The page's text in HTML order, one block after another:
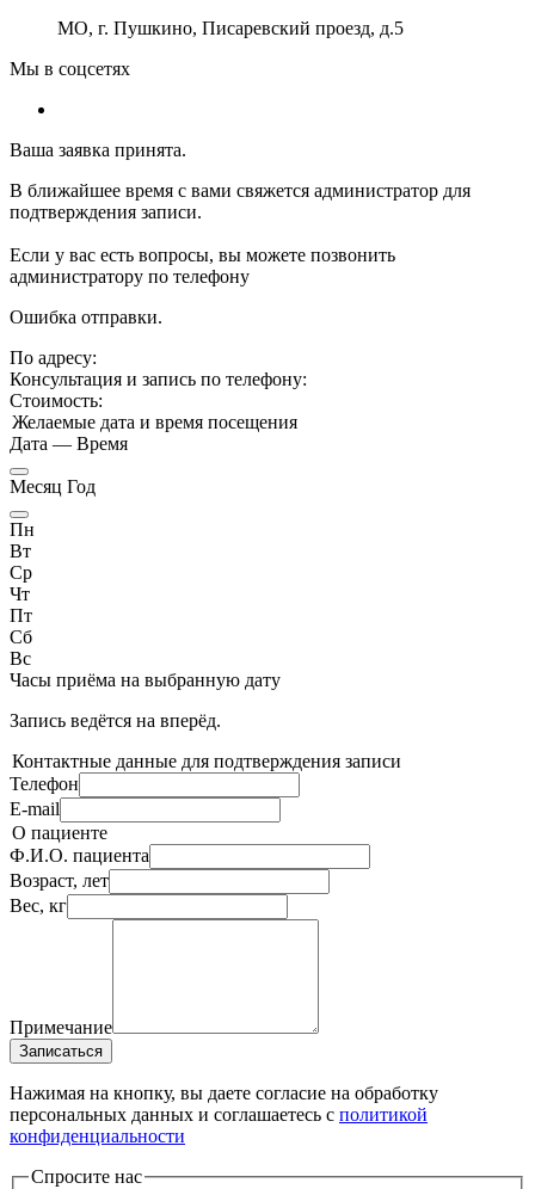
МО, г. Пушкино, Писаревский проезд, д.5
Мы в соцсетях
Ваша заявка принята.
В ближайшее время с вами свяжется администратор для
подтверждения записи.
Если у вас есть вопросы, вы можете позвонить
администратору по телефону
Ошибка отправки.
По адресу:
Консультация и запись по телефону:
Стоимость:
Желаемые дата и время посещения
Дата — Время
Месяц Год
Пн
Вт
Ср
Чт
Пт
Сб
Вс
Часы приёма на выбранную дату
Запись ведётся на вперёд.
Контактные данные для подтверждения записи
Телефон
E-mail
О пациенте
Ф.И.О. пациента
Возраст, лет
Вес, кг
Примечание
Записаться
Нажимая на кнопку, вы даете согласие на обработку
персональных данных и соглашаетесь c политикой
конфиденциальности
Спросите нас